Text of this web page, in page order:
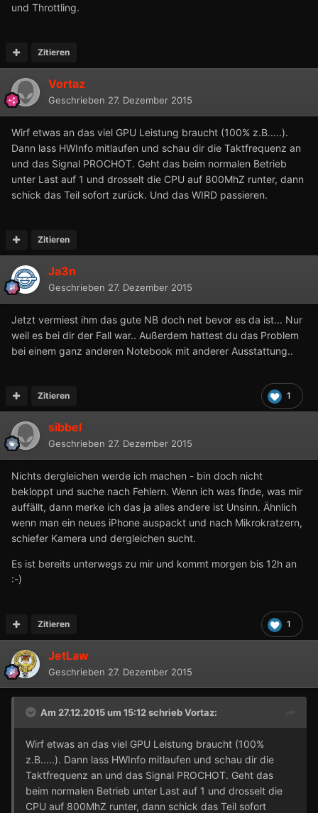
und Throttling.
Zitieren
Vortaz
Geschrieben 27. Dezember 2015
Wirf etwas an das viel GPU Leistung braucht (100% z.B.....).
Dann lass HWInfo mitlaufen und schau dir die Taktfrequenz an
und das Signal PROCHOT. Geht das beim normalen Betrieb
unter Last auf 1 und drosselt die CPU auf 800MhZ runter, dann
schick das Teil sofort zurück. Und das WIRD passieren.
Zitieren
Ja3n
Geschrieben 27. Dezember 2015
Jetzt vermiest ihm das gute NB doch net bevor es da ist... Nur
weil es bei dir der Fall war.. Außerdem hattest du das Problem
bei einem ganz anderen Notebook mit anderer Ausstattung..
1
Zitieren
sibbel
Geschrieben 27. Dezember 2015
Nichts dergleichen werde ich machen - bin doch nicht
bekloppt und suche nach Fehlern. Wenn ich was finde, was mir
auffällt, dann merke ich das ja alles andere ist Unsinn. Ähnlich
wenn man ein neues iPhone auspackt und nach Mikrokratzern,
schiefer Kamera und dergleichen sucht.
Es ist bereits unterwegs zu mir und kommt morgen bis 12h an
:-)
1
Zitieren
JetLaw
Geschrieben 27. Dezember 2015
Am 27.12.2015 um 15:12 schriebVortaz:
Wirf etwas an das viel GPU Leistung braucht (100%
z.B.....). Dann lass HWInfo mitlaufen und schau dir die
Taktfrequenz an und das Signal PROCHOT. Geht das
beim normalen Betrieb unter Last auf 1 und drosselt die
CPU auf 800MhZ runter, dann schick das Teil sofort